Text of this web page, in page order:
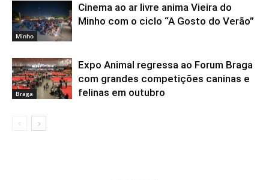
Minho
Cinema ao ar livre anima Vieira do
Minho com o ciclo “A Gosto do Verão”
Braga
Expo Animal regressa ao Forum Braga
com grandes competições caninas e
felinas em outubro